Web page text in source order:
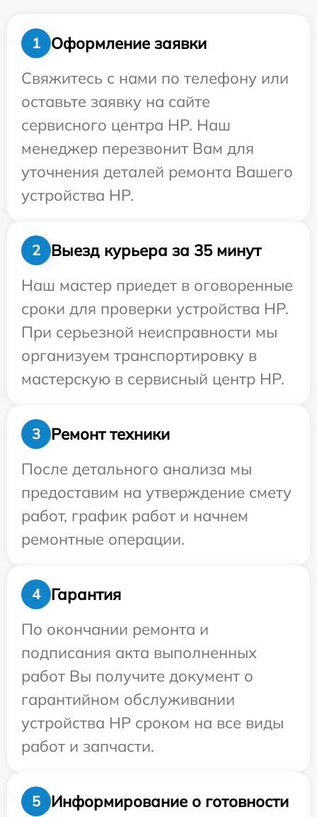
1
Оформление заявки
Свяжитесь с нами по телефону или
оставьте заявку на сайте
сервисного центра HP. Наш
менеджер перезвонит Вам для
уточнения деталей ремонта Вашего
устройства HP.
2
Выезд курьера за 35 минут
Наш мастер приедет в оговоренные
сроки для проверки устройства HP.
При серьезной неисправности мы
организуем транспортировку в
мастерскую в сервисный центр HP.
3
Ремонт техники
После детального анализа мы
предоставим на утверждение смету
работ, график работ и начнем
ремонтные операции.
4
Гарантия
По окончании ремонта и
подписания акта выполненных
работ Вы получите документ о
гарантийном обслуживании
устройства HP сроком на все виды
работ и запчасти.
5 Информирование о готовности